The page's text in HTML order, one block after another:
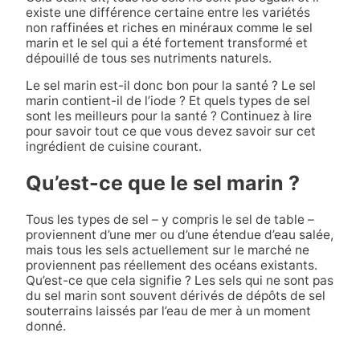
existe une différence certaine entre les variétés
non raffinées et riches en minéraux comme le sel
marin et le sel qui a été fortement transformé et
dépouillé de tous ses nutriments naturels.
Le sel marin est-il donc bon pour la santé ? Le sel
marin contient-il de l’iode ? Et quels types de sel
sont les meilleurs pour la santé ? Continuez à lire
pour savoir tout ce que vous devez savoir sur cet
ingrédient de cuisine courant.
Qu’est-ce que le sel marin ?
Tous les types de sel – y compris le sel de table –
proviennent d’une mer ou d’une étendue d’eau salée,
mais tous les sels actuellement sur le marché ne
proviennent pas réellement des océans existants.
Qu’est-ce que cela signifie ? Les sels qui ne sont pas
du sel marin sont souvent dérivés de dépôts de sel
souterrains laissés par l’eau de mer à un moment
donné.